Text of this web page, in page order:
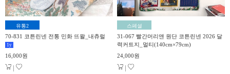
유통2
70-831 코튼린넨 전통 민화 뜨왈_내츄럴
1 y
16,000원
|
스페셜
31-067 빨간머리앤 원단 코튼린넨 2026 달
력커트지_멀티(140cm×79cm)
24,000원
|